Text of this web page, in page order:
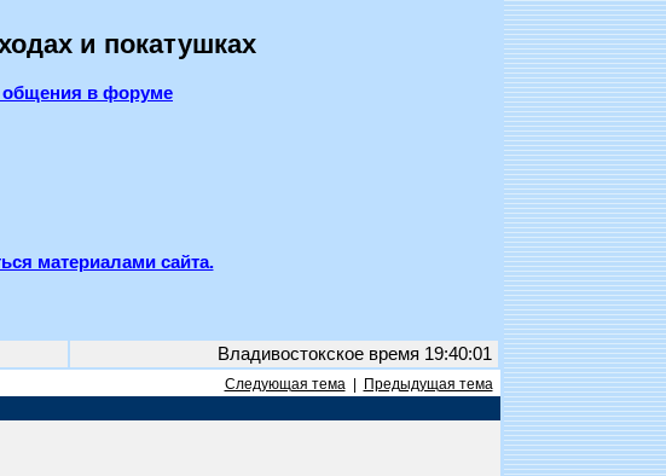
и покатушках
общения в форуме
материалами сайта.
Владивостокское время 19:40:01
Следующая тема|
Предыдущая тема